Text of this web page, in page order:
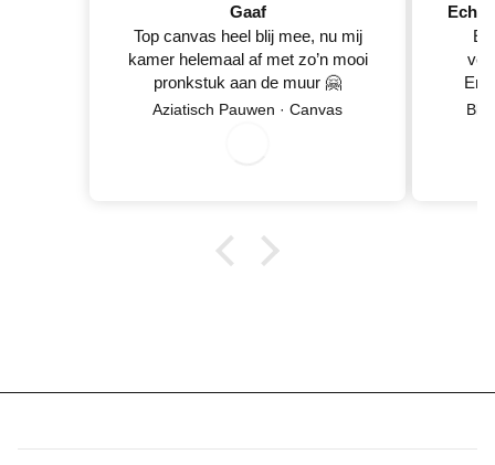
Gaaf
Top canvas heel blij mee, nu mij
kamer helemaal af met zo’n mooi
pronkstuk aan de muur 🤗
Aziatisch Pauwen · Canvas
En